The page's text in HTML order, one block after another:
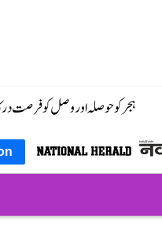
ہجر کو حوصلہ اور وصل کو فرصت